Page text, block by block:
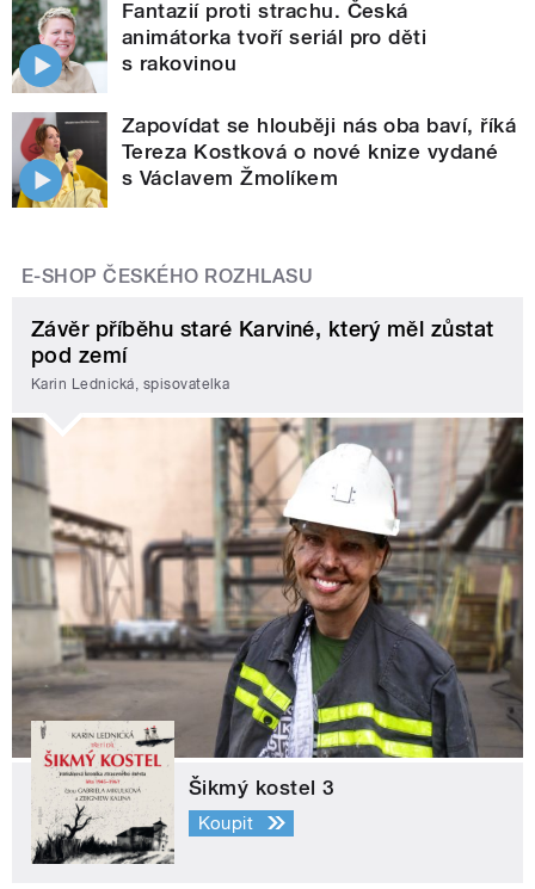
Fantazií proti strachu. Česká
animátorka tvoří seriál pro děti
s rakovinou
Zapovídat se hlouběji nás oba baví, říká
Tereza Kostková o nové knize vydané
s Václavem Žmolíkem
E-SHOP ČESKÉHO ROZHLASU
Závěr příběhu staré Karviné, který měl zůstat
pod zemí
Karin Lednická, spisovatelka
Šikmý kostel 3
Koupit